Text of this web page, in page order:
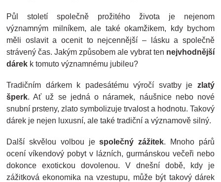
Půl století společně prožitého života je nejenom
významným milníkem, ale také okamžikem, kdy bychom
měli oslavit a ocenit to nejcennější – lásku a společně
strávený čas. Jakým způsobem ale vybrat ten nejvhodnější
dárek k tomuto významnému jubileu?
Tradičním dárkem k padesátému výročí svatby je zlatý
šperk. Ať už se jedná o náramek, náušnice nebo nové
snubní prsteny, zlato symbolizuje trvalost a hodnotu. Takový
dárek je nejen luxusní, ale také tradiční a významově silný.
Další skvělou volbou jespolečný zážitek. Mnoho párů
ocení víkendový pobyt v lázních, gurmánskou večeři nebo
dokonce exotickou dovolenou. V dnešní době, kdy je
zážitková ekonomika na vzestupu, může být takový dárek